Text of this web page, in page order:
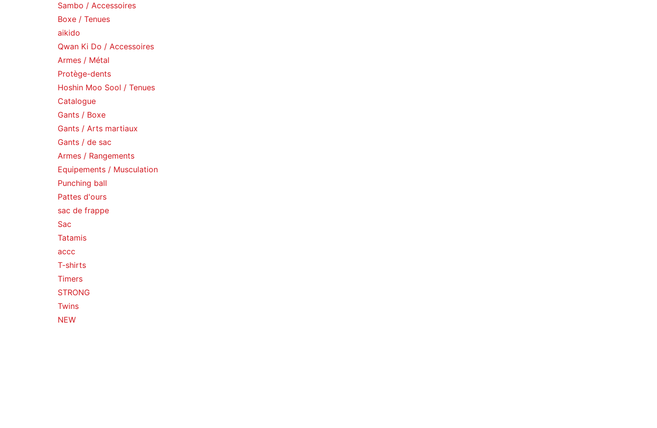
Sambo / Accessoires
Boxe / Tenues
aikido
Qwan Ki Do / Accessoires
Armes / Métal
Protège-dents
Hoshin Moo Sool / Tenues
Catalogue
Gants / Boxe
Gants / Arts martiaux
Gants / de sac
Armes / Rangements
Equipements / Musculation
Punching ball
Pattes d'ours
sac de frappe
Sac
Tatamis
accc
T-shirts
Timers
STRONG
Twins
NEW